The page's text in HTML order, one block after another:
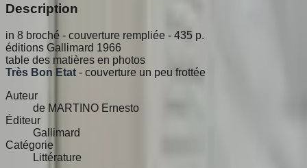
Description
in 8 broché - couverture rempliée - 435 p.
éditions Gallimard 1966
table des matières en photos
Très Bon Etat - couverture un peu frottée
Auteur
de MARTINO Ernesto
Éditeur
Gallimard
Catégorie
Littérature